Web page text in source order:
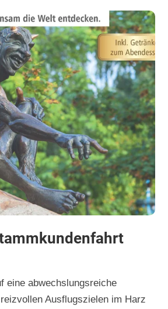
eine abwechslungsreiche
Ausflugszielen im Harz